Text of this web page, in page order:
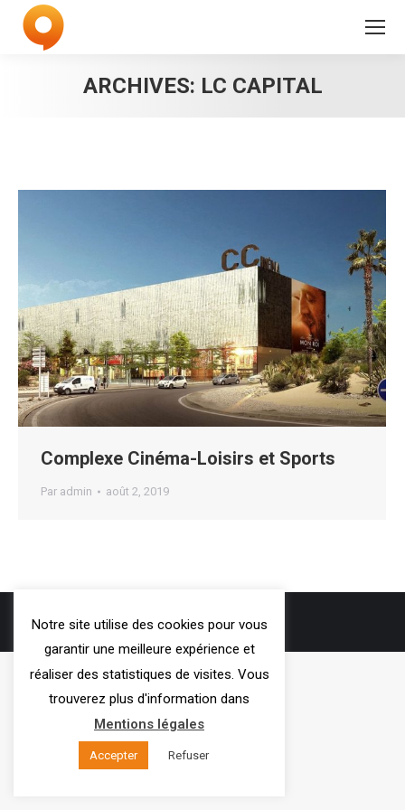
ARCHIVES: LC CAPITAL
Complexe Cinéma-Loisirs et Sports
Par admin août 2, 2019
Mentions légales
Notre site utilise des cookies pour vous
garantir une meilleure expérience et
réaliser des statistiques de visites. Vous
trouverez plus d'information dans
Mentions légales
Accepter Refuser